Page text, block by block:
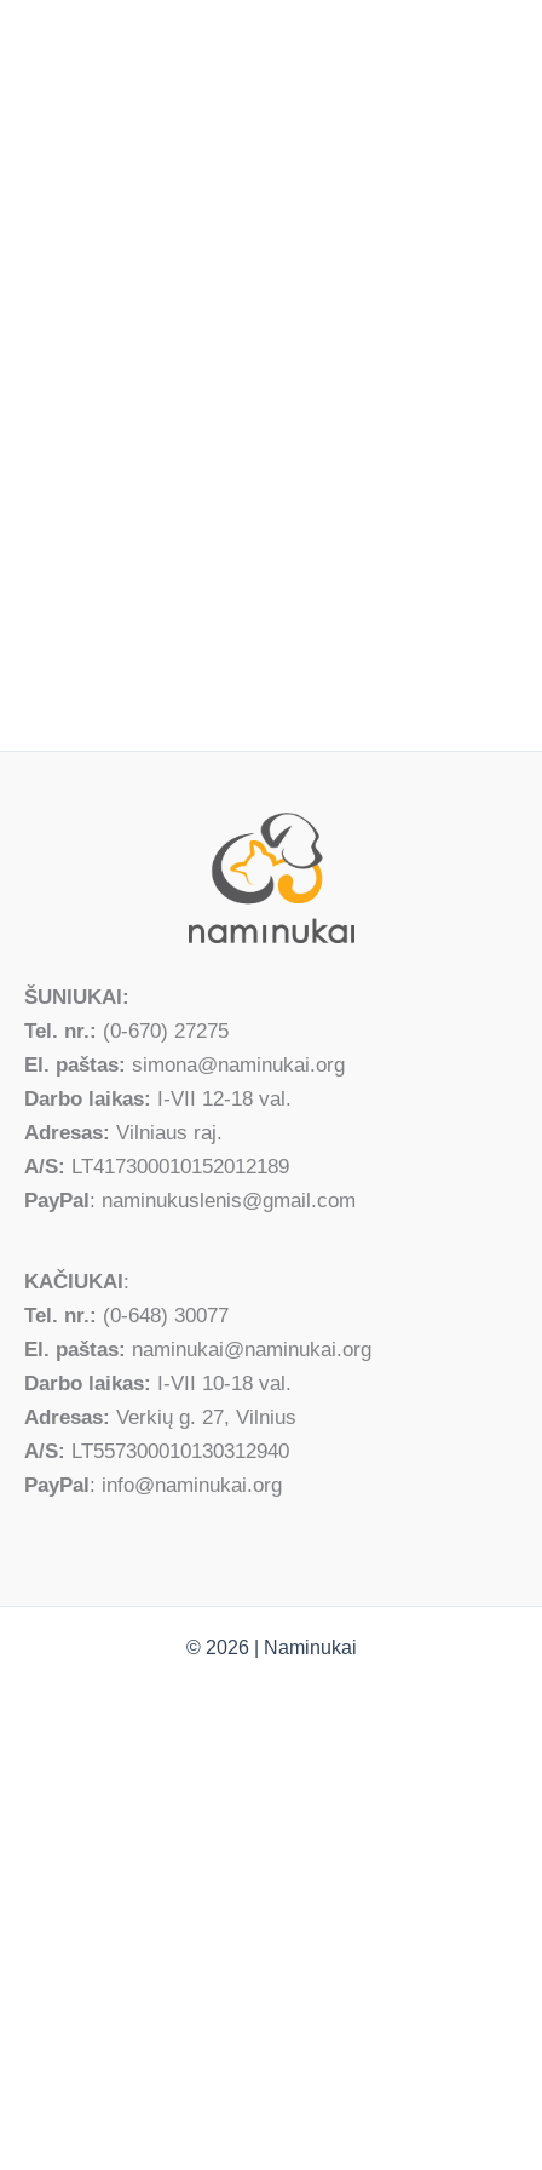
ŠUNIUKAI:
Tel. nr.: (0-670) 27275
El. paštas: simona@naminukai.org
Darbo laikas: I-VII 12-18 val.
Adresas: Vilniaus raj.
A/S: LT417300010152012189
PayPal: naminukuslenis@gmail.com
KAČIUKAI :
Tel. nr.: (0-648) 30077
El. paštas: naminukai@naminukai.org
Darbo laikas:
I-VII 10-18 val.
Adresas: Verkių g. 27, Vilnius
A/S: LT557300010130312940
PayPal : info@naminukai.org
© 2026 | Naminukai